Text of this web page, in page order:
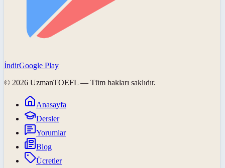
İndirGoogle Play
© 2026 UzmanTOEFL — Tüm hakları saklıdır.
Anasayfa
Dersler
Yorumlar
Blog
Ücretler